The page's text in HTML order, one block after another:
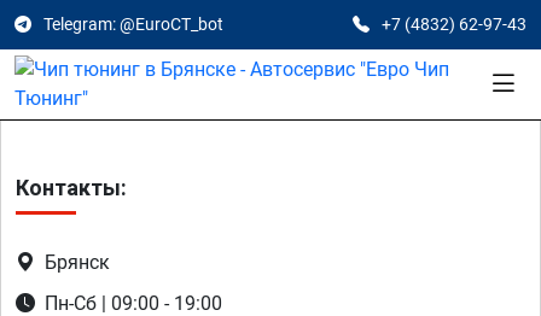
Telegram: @EuroCT_bot +7 (4832) 62-97-43
Контакты:
Брянск
Пн-Сб | 09:00 - 19:00